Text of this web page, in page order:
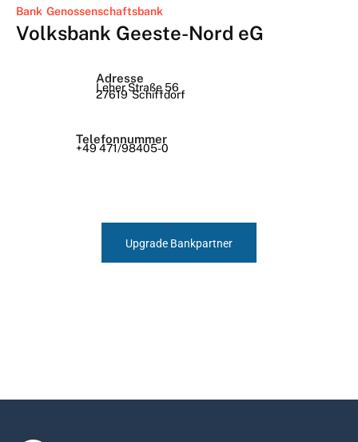
Bank Genossenschaftsbank
Volksbank Geeste-Nord eG
Adresse
Leher Straße 56
27619 Schiffdorf
Telefonnummer
+49 471/98405-0
Upgrade Bankpartner